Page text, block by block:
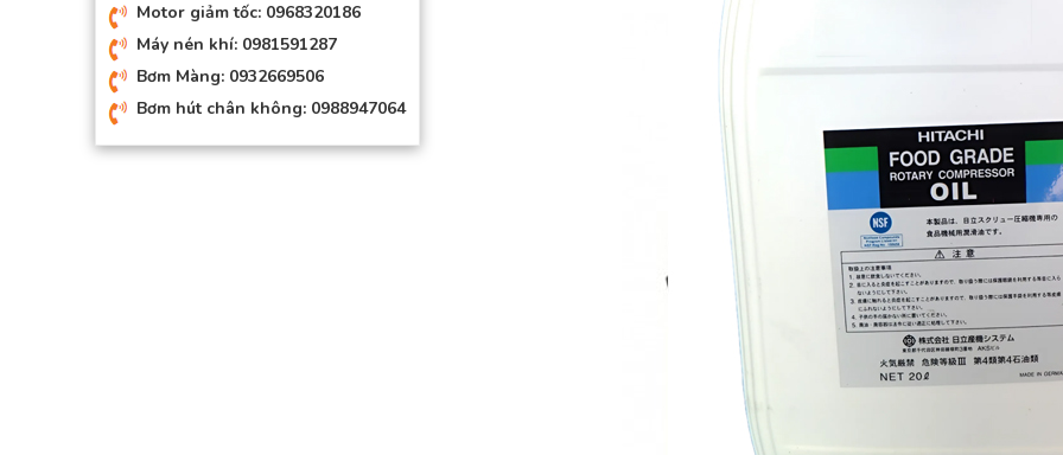
Motor giảm tốc: 0968320186
Máy nén khí: 0981591287
Bơm Màng: 0932669506
Bơm hút chân không: 0988947064